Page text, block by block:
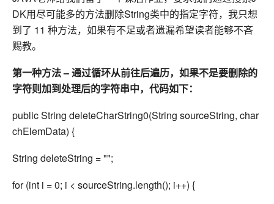
DK用尽可能多的方法删除String类中的指定字符，我只想
到了 11 种方法，如果有不足或者遗漏希望读者能够不吝
赐教。
第一种方法 – 通过循环从前往后遍历，如果不是要删除的
字符则加到处理后的字符串中，代码如下：
public String deleteCharString0(String sourceString, char
chElemData) {
String deleteString = "";
for (int i = 0; i < sourceString.length(); i++) {